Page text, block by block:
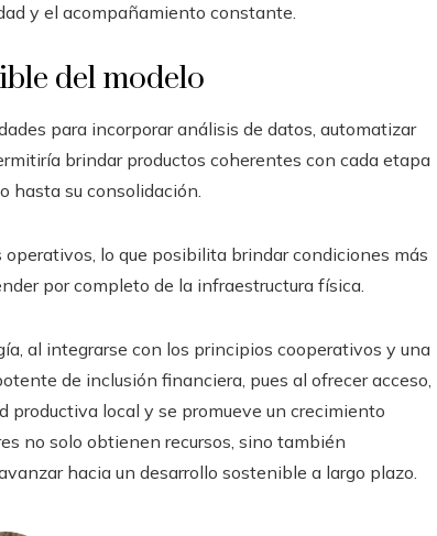
y el acompañamiento constante.
del modelo
para incorporar análisis de datos, automatizar
brindar productos coherentes con cada etapa
hasta su consolidación.
lo que posibilita brindar condiciones más
por completo de la infraestructura física.
al integrarse con los principios cooperativos y una
de inclusión financiera, pues al ofrecer acceso,
local y se promueve un crecimiento
no solo obtienen recursos, sino también
hacia un desarrollo sostenible a largo plazo.